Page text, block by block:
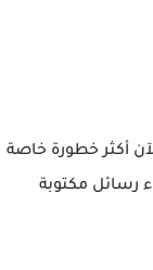
أكثر خطورة خاصة
رسائل مكتوبة